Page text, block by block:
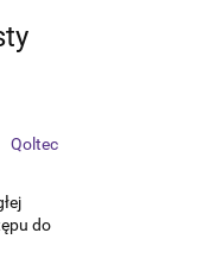
Qoltec
do